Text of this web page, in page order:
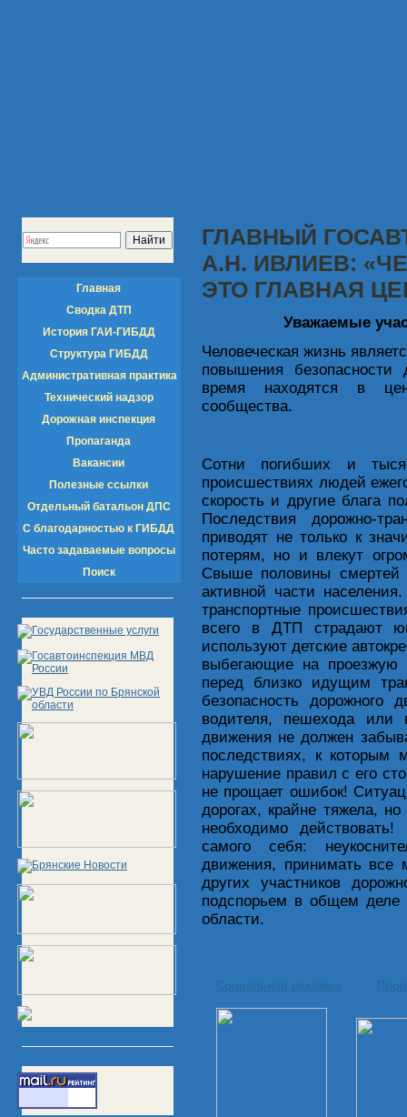
Главная
Сводка ДТП
История ГАИ-ГИБДД
Структура ГИБДД
Административная практика
Технический надзор
Дорожная инспекция
Пропаганда
Вакансии
Полезные ссылки
Отдельный батальон ДПС
С благодарностью к ГИБДД
Часто задаваемые вопросы
Поиск
ГЛАВНЫЙ
А.Н. ИВЛИЕВ:
ЭТО ГЛАВНАЯ
Уважаемые
Человеческая жизнь
повышения
время находятся в
сообщества.
Сотни погибших и
происшествиях людей
скорость и другие блага
Последствия дорожно-
приводят не только к
потерям, но и влекут
Свыше половины
активной части
транспортные
всего в ДТП страдают
используют детские
выбегающие на проезжую
перед близко идущим
безопасность
водителя, пешехода или
движения не должен
последствиях, к которым
нарушение правил с его
не прощает ошибок!
дорогах, крайне тяжела,
необходимо
самого себя:
движения, принимать все
других участников
подспорьем в общем деле
области.